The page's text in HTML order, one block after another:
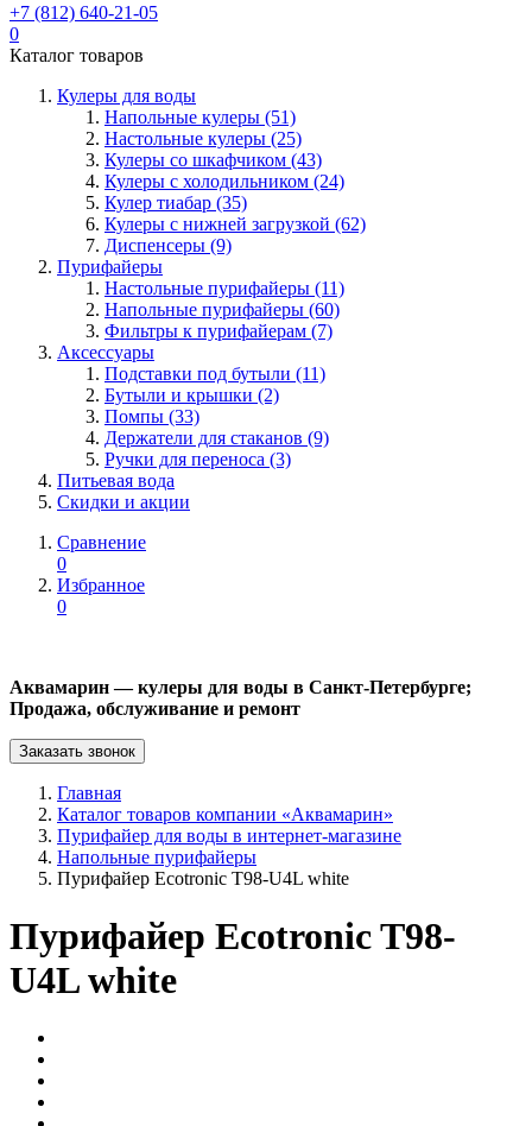
+7 (812) 640-21-05
0
Каталог товаров
Кулеры для воды
Напольные кулеры (51)
Настольные кулеры (25)
Кулеры со шкафчиком (43)
Кулеры с холодильником (24)
Кулер тиабар (35)
Кулеры с нижней загрузкой (62)
Диспенсеры (9)
Пурифайеры
Настольные пурифайеры (11)
Напольные пурифайеры (60)
Фильтры к пурифайерам (7)
Аксессуары
Подставки под бутыли (11)
Бутыли и крышки (2)
Помпы (33)
Держатели для стаканов (9)
Ручки для переноса (3)
Питьевая вода
Скидки и акции
Сравнение
0
Избранное
0
Аквамарин — кулеры для воды в Санкт-Петербурге;
Продажа, обслуживание и ремонт
Заказать звонок
Главная
Каталог товаров компании «Аквамарин»
Пурифайер для воды в интернет-магазине
Напольные пурифайеры
Пурифайер Ecotronic T98-U4L white
Пурифайер Ecotronic T98-
U4L white